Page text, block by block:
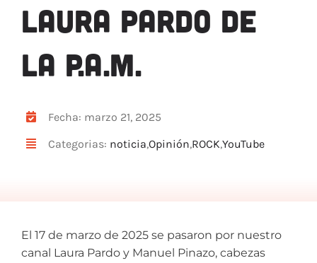
TIENDA
ARTÍCULOS
MECENAZGO
CONTRATACIÓN
LAURA PARDO DE
LA P.A.M.
Fecha: marzo 21, 2025
Categorias: noticia,Opinión,ROCK,YouTube
El 17 de marzo de 2025 se pasaron por nuestro
canal Laura Pardo y Manuel Pinazo, cabezas